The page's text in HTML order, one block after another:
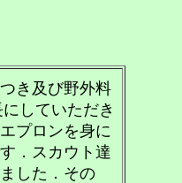
き及び野外料
していただき
プロンを身に
．スカウト達
した．その